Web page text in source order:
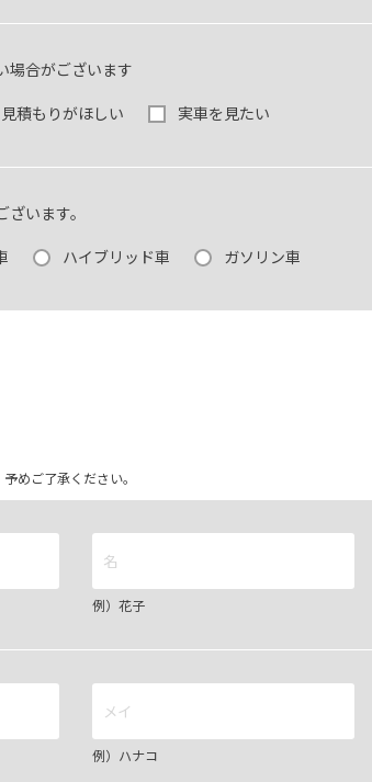
場合がございます
見積もりがほしい 実車を見たい
います。
ハイブリッド車 ガソリン車
めご了承ください。
例）花子
例）ハナコ